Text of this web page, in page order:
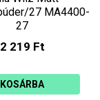
27 MA4400-
27
2 219 Ft
KOSÁRBA